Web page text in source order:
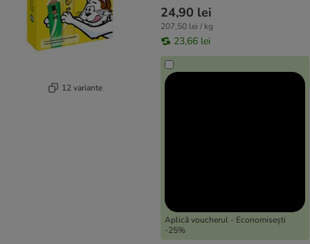
12 variante
24,90 lei
207,50 lei / kg
23,66 lei
Aplică voucherul - Economisești
-25%